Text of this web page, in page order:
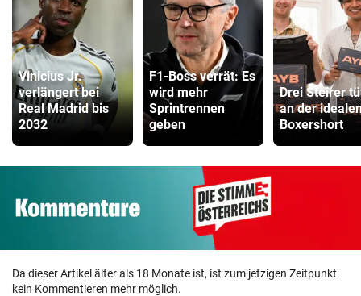
Vinicius Jr.
verlängert bei
Real Madrid bis
2032
F1-Boss verrät: Es
wird mehr
Sprintrennen
geben
Drei Steirer
an der
Boxershort
Da dieser Artikel älter als 18 Monate ist, ist zum jetzigen Zeitpunkt
kein Kommentieren mehr möglich.